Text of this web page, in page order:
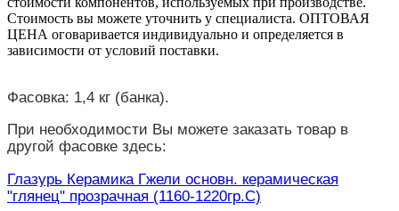
Стоимость вы можете уточнить у специалиста. ОПТОВАЯ
ЦЕНА оговаривается индивидуально и определяется в
зависимости от условий поставки.
Фасовка: 1,4 кг (банка).
При необходимости Вы можете заказать товар в
другой фасовке здесь:
Глазурь Керамика Гжели основн. керамическая
"глянец" прозрачная (1160-1220гр.С)